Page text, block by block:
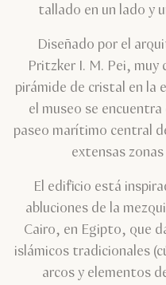
tallado en un lado y
Diseñado por el
Pritzker I. M. Pei, muy
pirámide de cristal en la
el museo se
paseo marítimo central
extensas
El edificio está
abluciones de la
Cairo, en Egipto, que
islámicos tradicionales
arcos y elementos